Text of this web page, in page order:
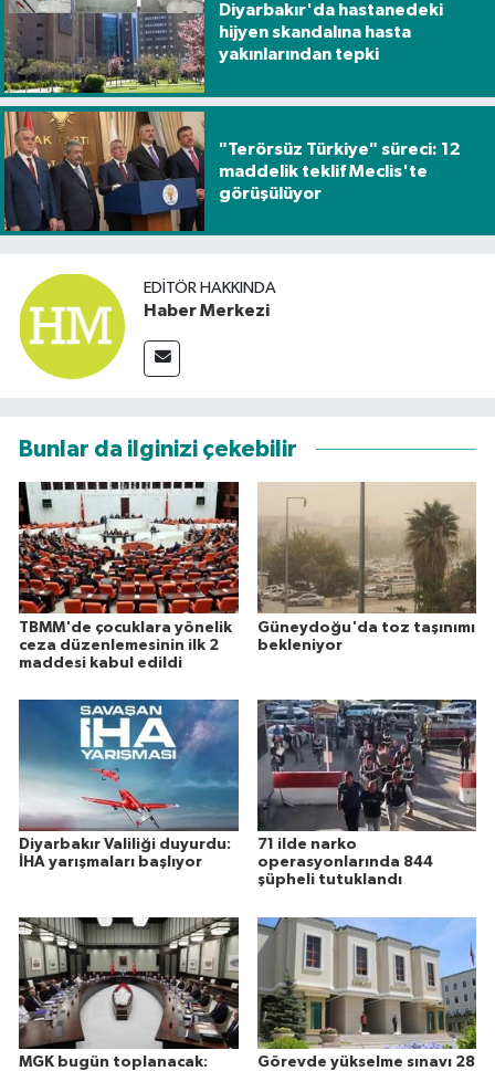
Diyarbakır'da hastanedeki
hijyen skandalına hasta
yakınlarından tepki
"Terörsüz Türkiye" süreci: 12
maddelik teklif Meclis'te
görüşülüyor
EDITÖR HAKKINDA
Haber Merkezi
Bunlar da ilginizi çekebilir
TBMM'de çocuklara yönelik
ceza düzenlemesinin ilk 2
maddesi kabul edildi
Güneydoğu'da toz taşınımı
bekleniyor
Diyarbakır Valiliği duyurdu:
İHA yarışmaları başlıyor
71 ilde narko
operasyonlarında 844
şüpheli tutuklandı
MGK bugün toplanacak: Görevde yükselme sınavı 28